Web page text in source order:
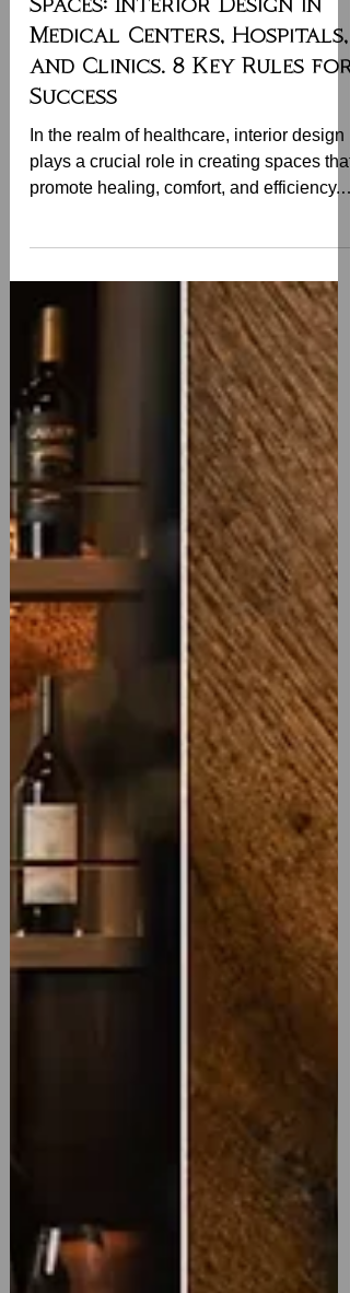
2 mai 2024 5 min de lecture
Transforming Healthcare
Spaces: Interior Design in
Medical Centers, Hospitals,
and Clinics. 8 Key Rules for
Success
plays a crucial role in creating spaces that
Gone...